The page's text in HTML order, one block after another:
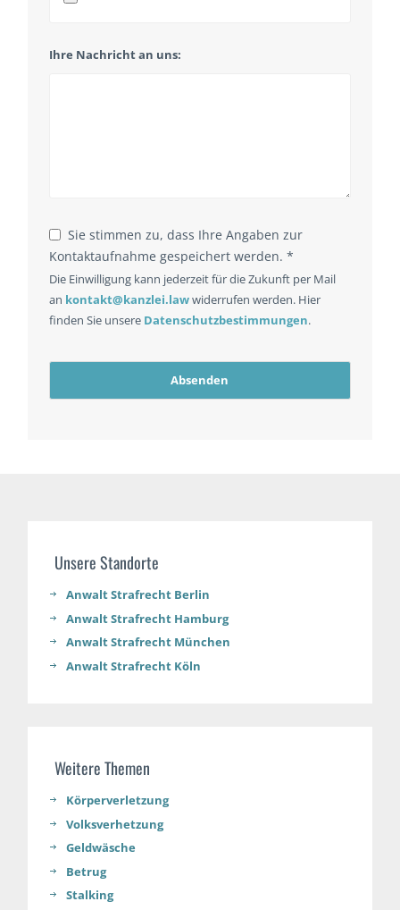
Ihre Nachricht an uns:
Sie stimmen zu, dass Ihre Angaben zur
Kontaktaufnahme gespeichert werden. *
Die Einwilligung kann jederzeit für die Zukunft per Mail
an kontakt@kanzlei.lawwiderrufen werden. Hier
finden Sie unsere Datenschutzbestimmungen.
Absenden
Unsere Standorte
Anwalt Strafrecht Berlin
Anwalt Strafrecht Hamburg
Anwalt Strafrecht München
Anwalt Strafrecht Köln
Weitere Themen
Körperverletzung
Volksverhetzung
Geldwäsche
Betrug
Stalking